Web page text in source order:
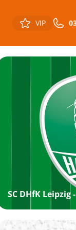
VIP
SC DHfK Leipzig